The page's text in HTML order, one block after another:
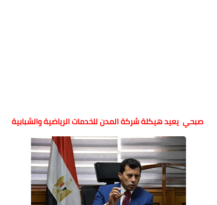
صبحي يعيد هيكلة شركة المدن للخدمات الرياضية والشبابية